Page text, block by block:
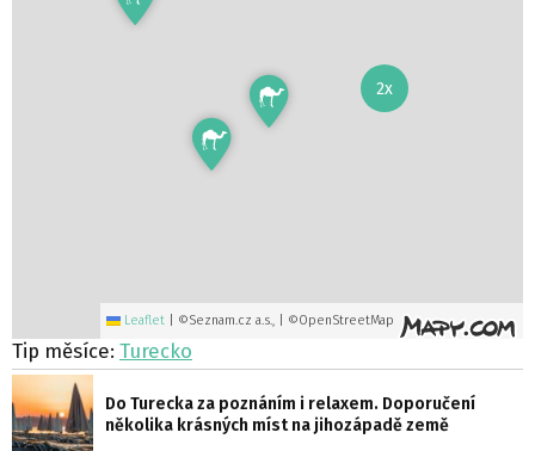
2x
Leaflet ©Seznam.cz a.s., | ©OpenStreetMap
Tip měsíce: Turecko
Do Turecka za poznáním i relaxem. Doporučení
několika krásných míst na jihozápadě země